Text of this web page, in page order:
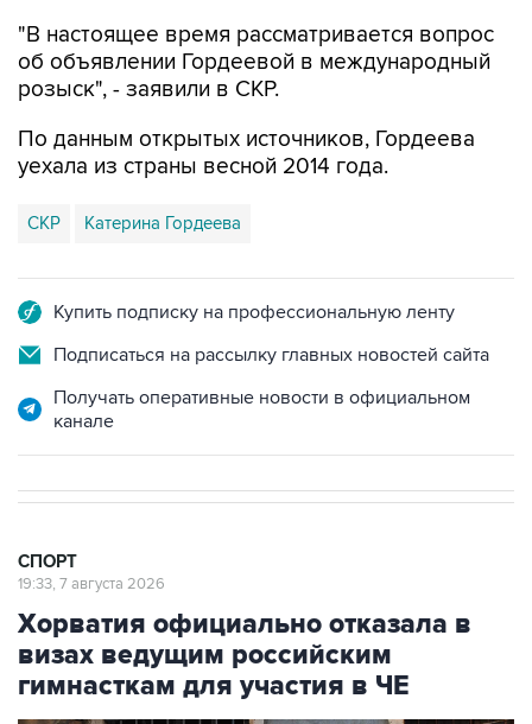
"В настоящее время рассматривается вопрос
об объявлении Гордеевой в международный
розыск", - заявили в СКР.
По данным открытых источников, Гордеева
уехала из страны весной 2014 года.
СКР Катерина Гордеева
Купить подписку на профессиональную ленту
Подписаться на рассылку главных новостей сайта
Получать оперативные новости в официальном
канале
СПОРТ
19:33, 7 августа 2026
Хорватия официально отказала в
визах ведущим российским
гимнасткам для участия в ЧЕ